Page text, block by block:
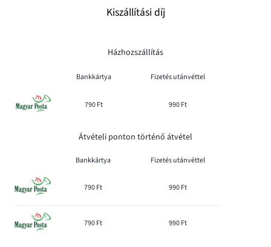
Kiszállítási díj
Házhozszállítás
Bankkártya Fizetés utánvéttel
790 Ft 990 Ft
Átvételi ponton történő átvétel
Bankkártya Fizetés utánvéttel
790 Ft 990 Ft
790 Ft 990 Ft